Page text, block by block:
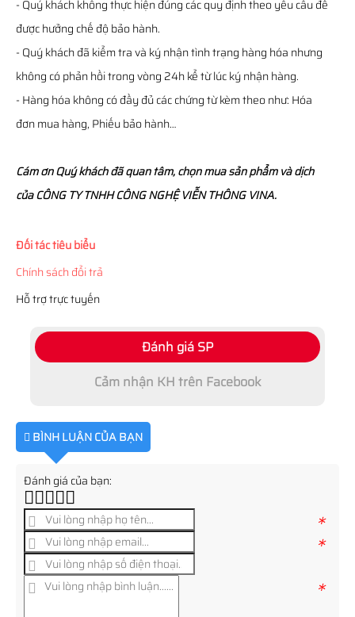
- Quý khách không thực hiện đúng các quy định theo yêu cầu để
được hưởng chế độ bảo hành.
- Quý khách đã kiểm tra và ký nhận tình trạng hàng hóa nhưng
không có phản hồi trong vòng 24h kể từ lúc ký nhận hàng.
- Hàng hóa không có đầy đủ các chứng từ kèm theo như: Hóa
đơn mua hàng, Phiếu bảo hành…
Cám ơn Quý khách đã quan tâm, chọn mua sản phẩm và dịch
của CÔNG TY TNHH CÔNG NGHỆ VIỄN THÔNG VINA.
Đối tác tiêu biểu
Chính sách đổi trả
Hỗ trợ trực tuyến
Đánh giá SP
Cảm nhận KH trên Facebook
BÌNH LUẬN CỦA BẠN
Đánh giá của bạn:
*
*
*